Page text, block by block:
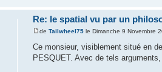
Re: le spatial vu par un
deTailwheel75 le Dimanche 9 Novembre
Ce monsieur, visiblement situé en
PESQUET. Avec de tels